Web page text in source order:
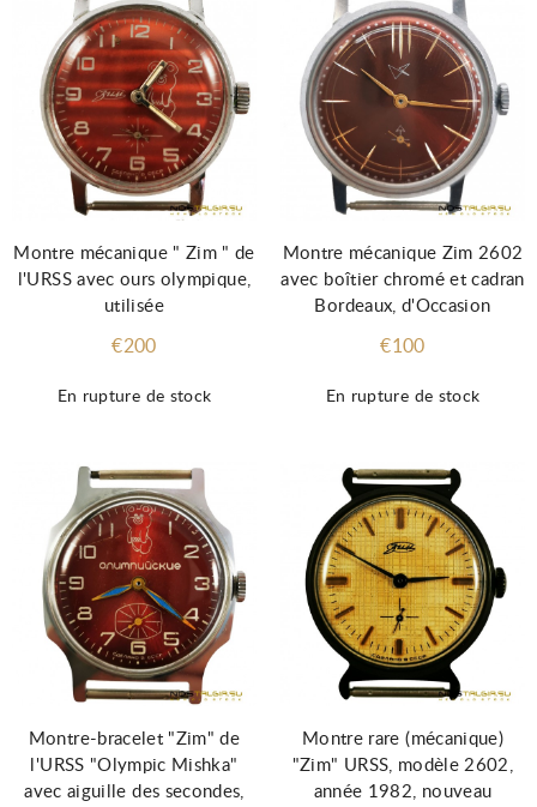
En rupture de stock
Montre mécanique " Zim " de
l'URSS avec ours olympique,
utilisée
€200
En rupture de stock
Montre mécanique Zim 2602
avec boîtier chromé et cadran
Bordeaux, d'Occasion
€100
Montre-bracelet "Zim" de
l'URSS "Olympic Mishka"
avec aiguille des secondes,
Montre rare (mécanique)
"Zim" URSS, modèle 2602,
année 1982, nouveau